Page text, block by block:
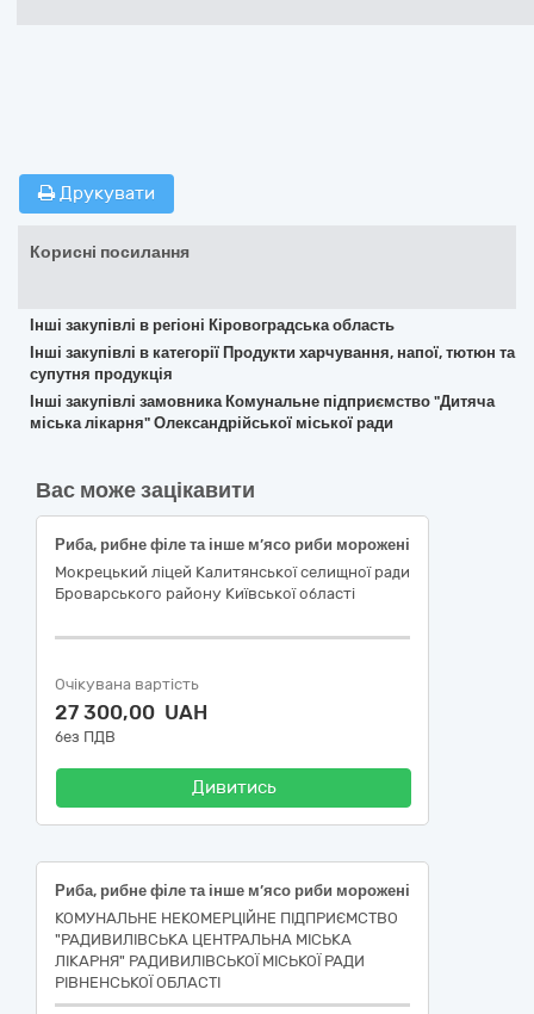
Друкувати
Корисні посилання
Інші закупівлі в регіоні Кіровоградська область
Інші закупівлі в категорії Продукти харчування, напої, тютюн та
супутня продукція
Інші закупівлі замовника Комунальне підприємство "Дитяча
міська лікарня" Олександрійської міської ради
Вас може зацікавити
Риба, рибне філе та інше м’ясо риби морожені
Мокрецький ліцей Калитянської селищної ради
Броварського району Київської області
Очікувана вартість
27 300,00 UAH
без ПДВ
Дивитись
Риба, рибне філе та інше м’ясо риби морожені
КОМУНАЛЬНЕ НЕКОМЕРЦІЙНЕ ПІДПРИЄМСТВО
"РАДИВИЛІВСЬКА ЦЕНТРАЛЬНА МІСЬКА
ЛІКАРНЯ" РАДИВИЛІВСЬКОЇ МІСЬКОЇ РАДИ
РІВНЕНСЬКОЇ ОБЛАСТІ